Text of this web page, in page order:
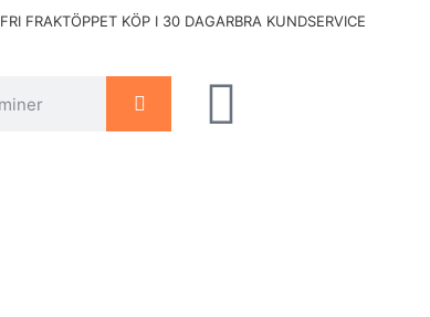
FRI FRAKTÖPPET KÖP I 30 DAGARBRA KUNDSERVICE